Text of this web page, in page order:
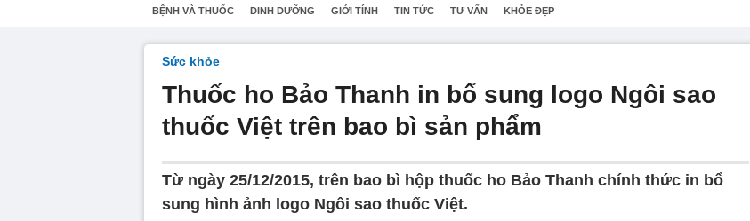
BỆNH VÀ THUỐC DINH DƯỠNG GIỚI TÍNH TIN TỨC TƯ VẤN KHỎE ĐẸP
Sức khỏe
Thuốc ho Bảo Thanh in bổ sung logo Ngôi sao
thuốc Việt trên bao bì sản phẩm
Từ ngày 25/12/2015, trên bao bì hộp thuốc ho Bảo Thanh chính thức in bổ
sung hình ảnh logo Ngôi sao thuốc Việt.